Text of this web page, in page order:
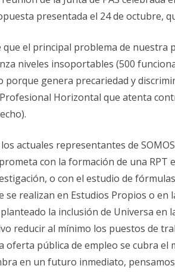
PUBLICACIONES
MUJERES DE LA
a
presentada el 24 de octubre,
que el principal problema de nuestra
niveles insoportables (500
porque genera precariedad y
Horizontal que atenta
actuales representantes de
con la formación de una RPT
o con el estudio de
se realizan en Estudios Propios o en
la inclusión de Universa en
reducir al mínimo los puestos de
oferta pública de empleo se cubra el
en un futuro inmediato,